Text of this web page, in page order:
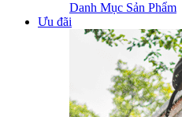
Danh Mục Sản Phẩm
Ưu đãi